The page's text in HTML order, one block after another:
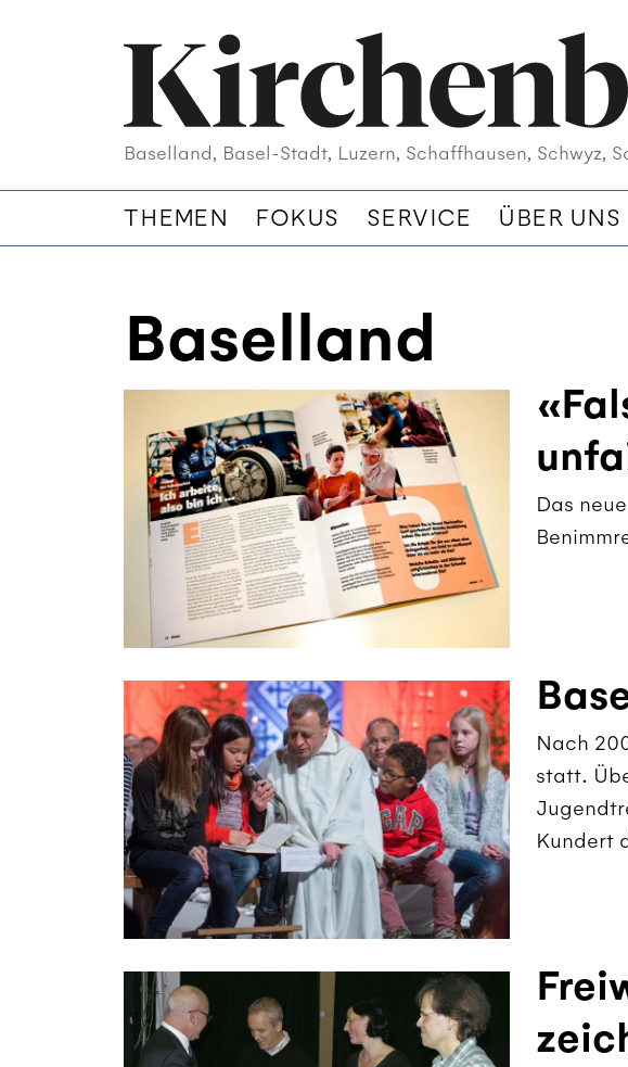
Baselland, Basel-Stadt, Luzern, Schaffhausen, Schwyz,
THEMEN FOKUS SERVICE ÜBER UNS
Baselland
Das
Nach
statt.
Kundert